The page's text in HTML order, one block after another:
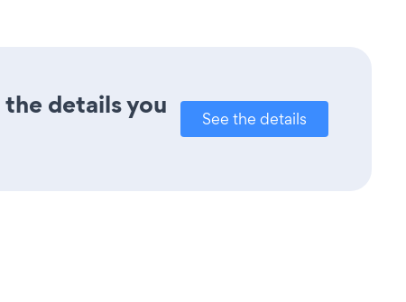
details you
See the details